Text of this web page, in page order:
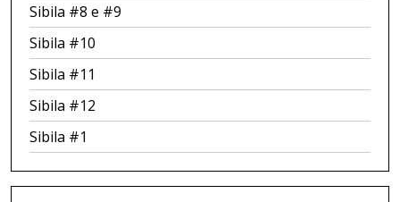
Sibila #8 e #9
Sibila #10
Sibila #11
Sibila #12
Sibila #1